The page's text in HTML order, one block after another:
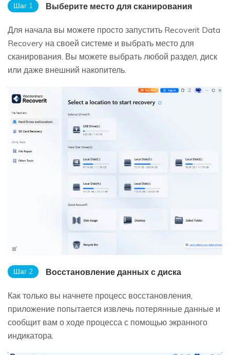
Шаг 1 Выберите место для сканирования
Для начала вы можете просто запустить Recoverit Data
Recovery на своей системе и выбрать место для
сканирования. Вы можете выбрать любой раздел, диск
или даже внешний накопитель.
Шаг 2 Восстановление данных с диска
Как только вы начнете процесс восстановления,
приложение попытается извлечь потерянные данные и
сообщит вам о ходе процесса с помощью экранного
индикатора.